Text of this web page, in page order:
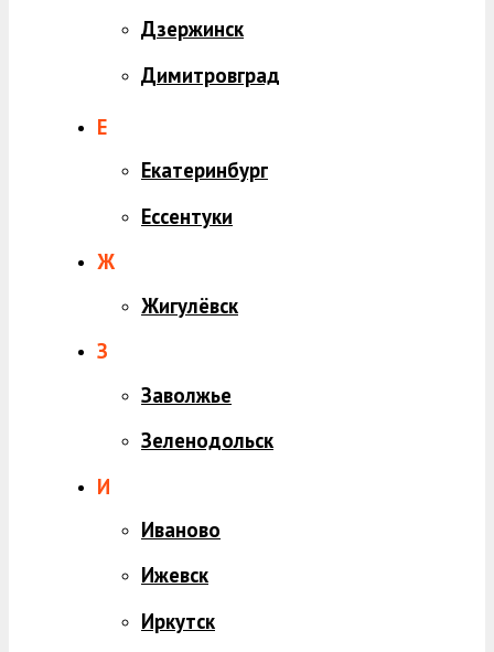
Дзержинск
Димитровград
Е
Екатеринбург
Ессентуки
Ж
Жигулёвск
З
Заволжье
Зеленодольск
И
Иваново
Ижевск
Иркутск